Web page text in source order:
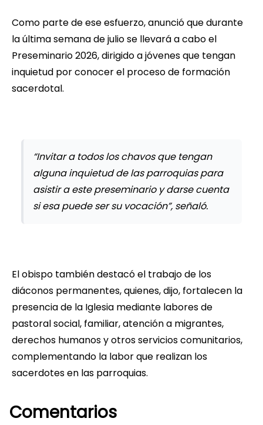
Como parte de ese esfuerzo, anunció que durante
la última semana de julio se llevará a cabo el
Preseminario 2026, dirigido a jóvenes que tengan
inquietud por conocer el proceso de formación
sacerdotal.
“Invitar a todos los chavos que tengan
alguna inquietud de las parroquias para
asistir a este preseminario y darse cuenta
si esa puede ser su vocación”, señaló.
El obispo también destacó el trabajo de los
diáconos permanentes, quienes, dijo, fortalecen la
presencia de la Iglesia mediante labores de
pastoral social, familiar, atención a migrantes,
derechos humanos y otros servicios comunitarios,
complementando la labor que realizan los
sacerdotes en las parroquias.
Comentarios